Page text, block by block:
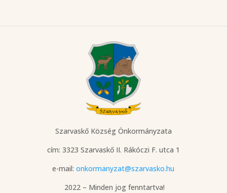
Szarvaskő Község Önkormányzata
cím: 3323 Szarvaskő II. Rákóczi F. utca 1
e-mail:onkormanyzat@szarvasko.hu
2022 – Minden jog fenntartva!